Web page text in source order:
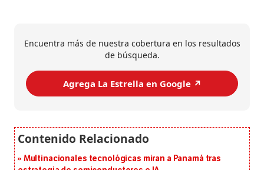
Encuentra más de nuestra cobertura en los resultados
de búsqueda.
Agrega La Estrella en Google ↗️
Multinacionales tecnológicas miran a Panamá tras